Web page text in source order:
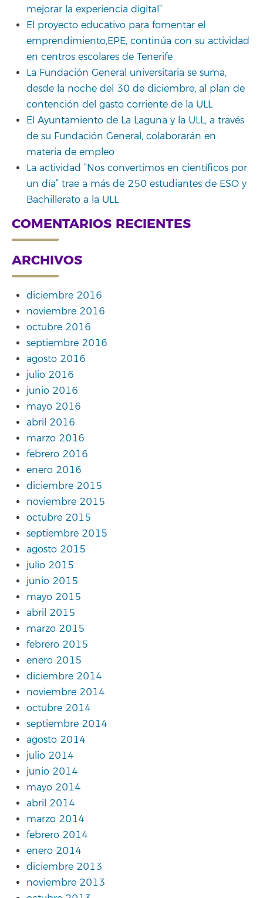
mejorar la experiencia digital”
El proyecto educativo para fomentar el
emprendimiento,EPE, continúa con su actividad
en centros escolares de Tenerife
La Fundación General universitaria se suma,
desde la noche del 30 de diciembre, al plan de
contención del gasto corriente de la ULL
El Ayuntamiento de La Laguna y la ULL, a través
de su Fundación General, colaborarán en
materia de empleo
La actividad “Nos convertimos en científicos por
un día” trae a más de 250 estudiantes de ESO y
Bachillerato a la ULL
COMENTARIOS RECIENTES
ARCHIVOS
diciembre 2016
noviembre 2016
octubre 2016
septiembre 2016
agosto 2016
julio 2016
junio 2016
mayo 2016
abril 2016
marzo 2016
febrero 2016
enero 2016
diciembre 2015
noviembre 2015
octubre 2015
septiembre 2015
agosto 2015
julio 2015
junio 2015
mayo 2015
abril 2015
marzo 2015
febrero 2015
enero 2015
diciembre 2014
noviembre 2014
octubre 2014
septiembre 2014
agosto 2014
julio 2014
junio 2014
mayo 2014
abril 2014
marzo 2014
febrero 2014
enero 2014
diciembre 2013
noviembre 2013